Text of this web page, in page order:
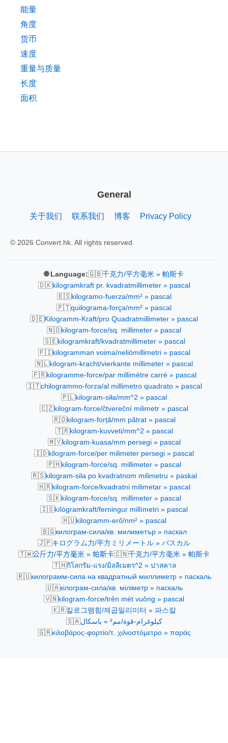
能量
角度
货币
速度
重量与质量
长度
面积
General
关于我们 联系我们 博客 Privacy Policy
© 2026 Convert.hk. All rights reserved.
🌐 Language:🇬🇧千克力/平方毫米 » 帕斯卡
🇩🇰kilogramkraft pr. kvadratmillimeter » pascal
🇪🇸kilogramo-fuerza/mm² » pascal
🇵🇹quilograma-força/mm² » pascal
🇩🇪Kilogramm-Kraft/pro Quadratmillimeter » pascal
🇳🇴kilogram-force/sq. millimeter » pascal
🇸🇪kilogramkraft/kvadratmillimeter » pascal
🇫🇮kilogramman voima/neliömillimetri » pascal
🇳🇱kilogram-kracht/vierkante millimeter » pascal
🇫🇷kilogramme-force/par millimètre carré » pascal
🇮🇹chilogrammo-forza/al millimetro quadrato » pascal
🇵🇱kilogram-siła/mm^2 » pascal
🇨🇿kilogram-force/čtvereční milimetr » pascal
🇷🇴kilogram-forță/mm pătrat » pascal
🇹🇷kilogram-kuvveti/mm^2 » pascal
🇲🇾kilogram-kuasa/mm persegi » pascal
🇮🇩kilogram-force/per milimeter persegi » pascal
🇵🇭kilogram-force/sq. millimeter » pascal
🇷🇸kilogram-sila po kvadratnom milimetru » paskal
🇭🇷kilogram-force/kvadratni milimetar » pascal
🇸🇰kilogram-force/sq. millimeter » pascal
🇮🇸kílógramkraft/ferningur millímetri » pascal
🇭🇺kilogramm-erő/nm² » pascal
🇧🇬килограм-сила/кв. милиметър » паскал
🇯🇵キログラム力/平方ミリメートル » パスカル
🇹🇼公斤力/平方毫米 » 帕斯卡🇨🇳千克力/平方毫米 » 帕斯卡
🇹🇭กิโลกรัม-แรง/มิลลิเมตร^2 » ปาสคาล
🇷🇺килограмм-сила на квадратный миллиметр » паскаль
🇺🇦кілограм-сила/кв. міліметр » паскаль
🇻🇳kilogram-force/trên mét vuông » pascal
🇰🇷킬로그램힘/제곱밀리미터 » 파스칼
🇸🇦 كيلوغرام-قوة/مم² » باسكال
🇬🇷κιλοβάρος-φορτίο/τ. χιλιοστόμετρο » παράς